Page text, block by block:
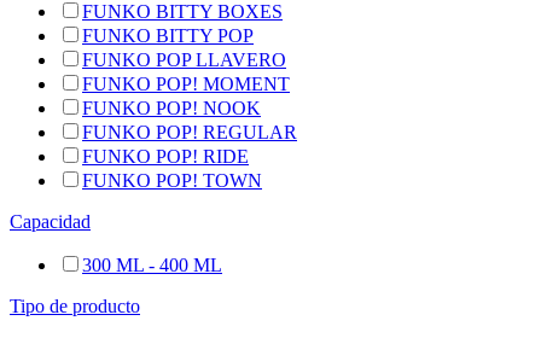
FUNKO BITTY BOXES
FUNKO BITTY POP
FUNKO POP LLAVERO
FUNKO POP! MOMENT
FUNKO POP! NOOK
FUNKO POP! REGULAR
FUNKO POP! RIDE
FUNKO POP! TOWN
Capacidad
300 ML - 400 ML
Tipo de producto